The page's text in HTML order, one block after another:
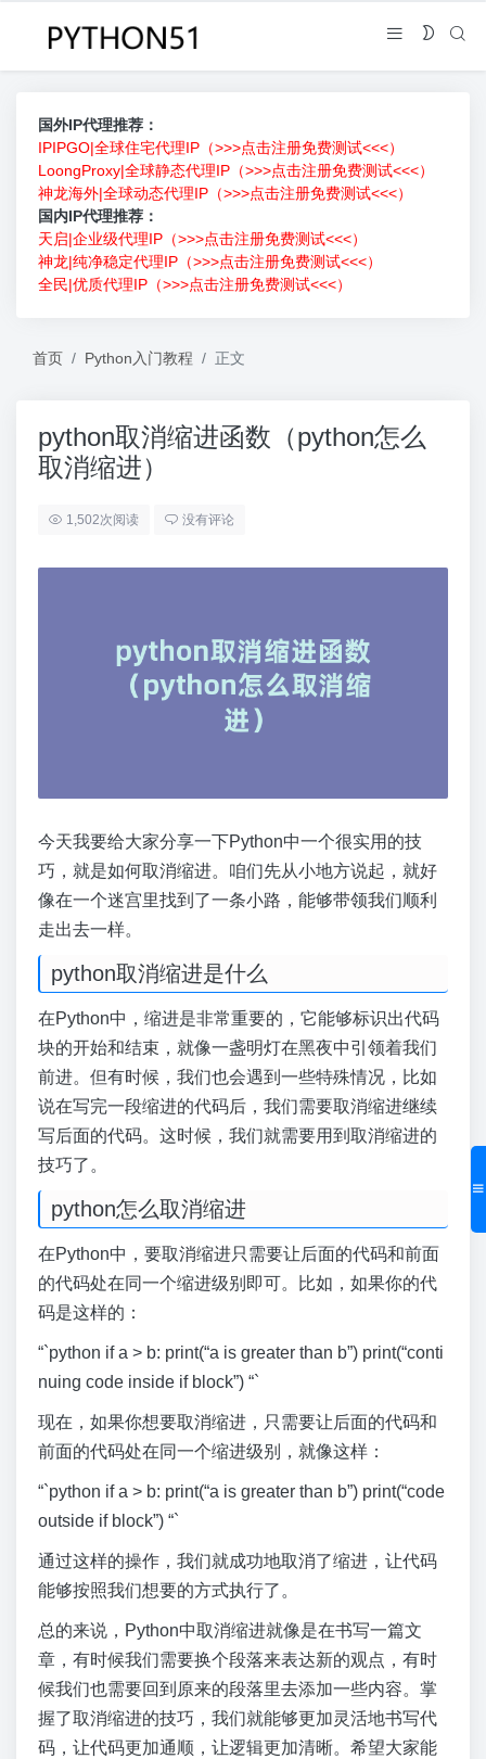
国外IP代理推荐：
IPIPGO|全球住宅代理IP（>>>点击注册免费测试<<<）
LoongProxy|全球静态代理IP（>>>点击注册免费测试<<<）
神龙海外|全球动态代理IP（>>>点击注册免费测试<<<）
国内IP代理推荐：
天启|企业级代理IP（>>>点击注册免费测试<<<）
神龙|纯净稳定代理IP（>>>点击注册免费测试<<<）
全民|优质代理IP（>>>点击注册免费测试<<<）
首页 Python入门教程 正文
python取消缩进函数（python怎么
取消缩进）
1,502次阅读 没有评论
今天我要给大家分享一下Python中一个很实用的技
巧，就是如何取消缩进。咱们先从小地方说起，就好
像在一个迷宫里找到了一条小路，能够带领我们顺利
走出去一样。
python取消缩进是什么
在Python中，缩进是非常重要的，它能够标识出代码
块的开始和结束，就像一盏明灯在黑夜中引领着我们
前进。但有时候，我们也会遇到一些特殊情况，比如
说在写完一段缩进的代码后，我们需要取消缩进继续
写后面的代码。这时候，我们就需要用到取消缩进的
技巧了。
python怎么取消缩进
在Python中，要取消缩进只需要让后面的代码和前面
的代码处在同一个缩进级别即可。比如，如果你的代
码是这样的：
“`python if a > b: print(“a is greater than b”) print(“conti
nuing code inside if block”) “`
现在，如果你想要取消缩进，只需要让后面的代码和
前面的代码处在同一个缩进级别，就像这样：
“`python if a > b: print(“a is greater than b”) print(“code
outside if block”) “`
通过这样的操作，我们就成功地取消了缩进，让代码
能够按照我们想要的方式执行了。
总的来说，Python中取消缩进就像是在书写一篇文
章，有时候我们需要换个段落来表达新的观点，有时
候我们也需要回到原来的段落里去添加一些内容。掌
握了取消缩进的技巧，我们就能够更加灵活地书写代
码，让代码更加通顺，让逻辑更加清晰。希望大家能